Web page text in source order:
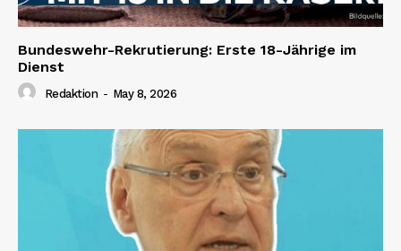
Bundeswehr-Rekrutierung: Erste 18-Jährige im
Dienst
Redaktion - May 8, 2026